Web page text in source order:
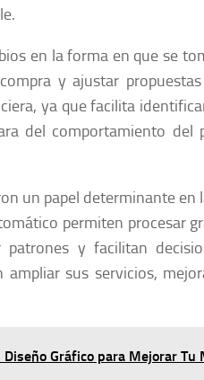
en la forma en que se
y ajustar
ya que facilita
del comportamiento
un papel determinante en
permiten procesar
y facilitan
ampliar sus servicios,
Diseño Gráfico para Mejorar